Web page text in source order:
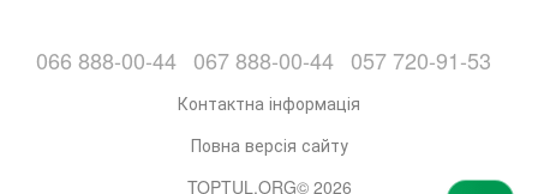
066 888-00-44 067 888-00-44 057 720-91-53
Контактна інформація
Повна версія сайту
TOPTUL.ORG© 2026